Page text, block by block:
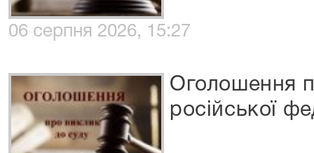
06 серпня 2026, 15:27
Оголошення
російської